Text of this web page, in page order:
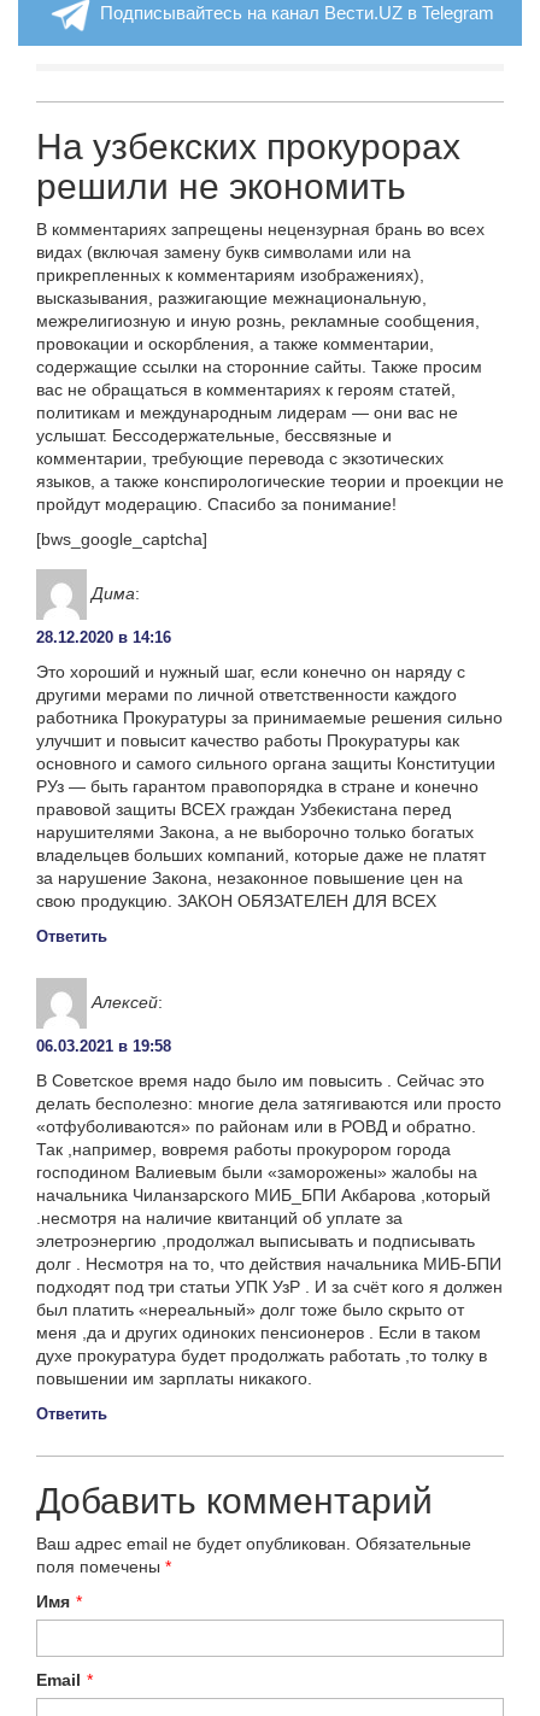
Подписывайтесь на канал Вести.UZ в Telegram
На узбекских прокурорах
решили не экономить
В комментариях запрещены нецензурная брань во всех
видах (включая замену букв символами или на
прикрепленных к комментариям изображениях),
высказывания, разжигающие межнациональную,
межрелигиозную и иную рознь, рекламные сообщения,
провокации и оскорбления, а также комментарии,
содержащие ссылки на сторонние сайты. Также просим
вас не обращаться в комментариях к героям статей,
политикам и международным лидерам — они вас не
услышат. Бессодержательные, бессвязные и
комментарии, требующие перевода с экзотических
языков, а также конспирологические теории и проекции не
пройдут модерацию. Спасибо за понимание!
[bws_google_captcha]
Дима:
28.12.2020 в 14:16
Это хороший и нужный шаг, если конечно он наряду с
другими мерами по личной ответственности каждого
работника Прокуратуры за принимаемые решения сильно
улучшит и повысит качество работы Прокуратуры как
основного и самого сильного органа защиты Конституции
РУз — быть гарантом правопорядка в стране и конечно
правовой защиты ВСЕХ граждан Узбекистана перед
нарушителями Закона, а не выборочно только богатых
владельцев больших компаний, которые даже не платят
за нарушение Закона, незаконное повышение цен на
свою продукцию. ЗАКОН ОБЯЗАТЕЛЕН ДЛЯ ВСЕХ
Ответить
Алексей:
06.03.2021 в 19:58
В Советское время надо было им повысить . Сейчас это
делать бесполезно: многие дела затягиваются или просто
«отфуболиваются» по районам или в РОВД и обратно.
Так ,например, вовремя работы прокурором города
господином Валиевым были «заморожены» жалобы на
начальника Чиланзарского МИБ_БПИ Акбарова ,который
.несмотря на наличие квитанций об уплате за
элетроэнергию ,продолжал выписывать и подписывать
долг . Несмотря на то, что действия начальника МИБ-БПИ
подходят под три статьи УПК УзР . И за счёт кого я должен
был платить «нереальный» долг тоже было скрыто от
меня ,да и других одиноких пенсионеров . Если в таком
духе прокуратура будет продолжать работать ,то толку в
повышении им зарплаты никакого.
Ответить
Добавить комментарий
Ваш адрес email не будет опубликован. Обязательные
поля помечены *
Имя *
Email *